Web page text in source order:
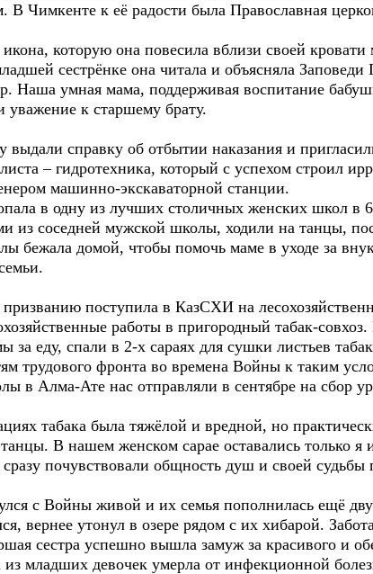
Чимкенте к её радости была Православная
которую она повесила вблизи своей кровати
сестрёнке она читала и объясняла
Наша умная мама, поддерживая воспитание
к старшему брату.
справку об отбытии наказания и
– гидротехника, который с успехом строил
машинно-экскаваторной станции.
в одну из лучших столичных женских школ в
из соседней мужской школы, ходили на танцы,
бежала домой, чтобы помочь маме в уходе за
поступила в КазСХИ на
работы в пригородный табак-
за еду, спали в 2-х сараях для сушки листьев
трудового фронта во времена Войны к таким
в Алма-Ате нас отправляли в сентябре на сбор
табака была тяжёлой и вредной, но
В нашем женском сарае оставались только я
почувствовали общность душ и своей судьбы
с Войны живой и их семья пополнилась ещё
вернее утонул в озере рядом с их хибарой.
сестра успешно вышла замуж за красивого и
из младших девочек умерла от инфекционной